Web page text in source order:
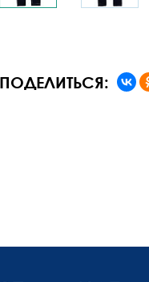
ПОДЕЛИТЬСЯ: